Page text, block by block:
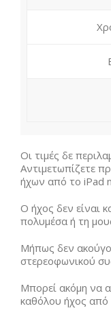
Οι τιμές δε
Αντιμετωπίζετε
ήχων από το iPad
Ο ήχος δεν είναι
πολυμέσα ή τη
Μήπως δεν
στερεοφωνικού
Μπορεί ακόμη να
καθόλου ήχος από